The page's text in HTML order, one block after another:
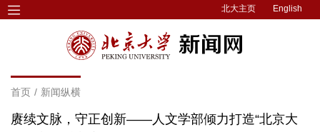
北大主页 English
首页 / 新闻纵横
赓续文脉，守正创新——人文学部倾力打造“北京大